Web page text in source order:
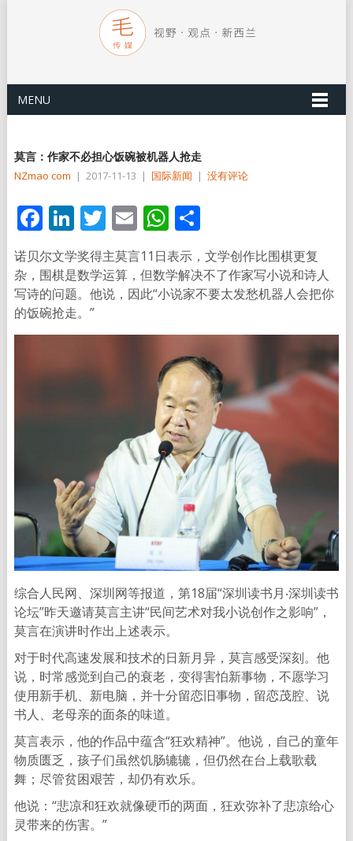
MENU
莫言：作家不必担心饭碗被机器人抢走
NZmao com | 2017-11-13 | 国际新闻 | 没有评论
Facebook
LinkedIn
Twitter
EmailWhatsApp
分
享
诺贝尔文学奖得主莫言11日表示，文学创作比围棋更复
杂，围棋是数学运算，但数学解决不了作家写小说和诗人
写诗的问题。他说，因此“小说家不要太发愁机器人会把你
的饭碗抢走。”
综合人民网、深圳网等报道，第18届“深圳读书月‧深圳读书
论坛”昨天邀请莫言主讲“民间艺术对我小说创作之影响”，
莫言在演讲时作出上述表示。
对于时代高速发展和技术的日新月异，莫言感受深刻。他
说，时常感觉到自己的衰老，变得害怕新事物，不愿学习
使用新手机、新电脑，并十分留恋旧事物，留恋茂腔、说
书人、老母亲的面条的味道。
莫言表示，他的作品中蕴含“狂欢精神”。他说，自己的童年
物质匮乏，孩子们虽然饥肠辘辘，但仍然在台上载歌载
舞；尽管贫困艰苦，却仍有欢乐。
他说：“悲凉和狂欢就像硬币的两面，狂欢弥补了悲凉给心
灵带来的伤害。”